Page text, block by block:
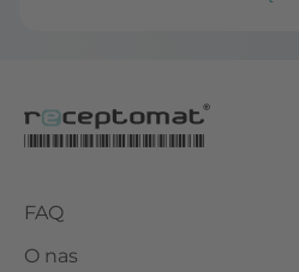
FAQ
O nas